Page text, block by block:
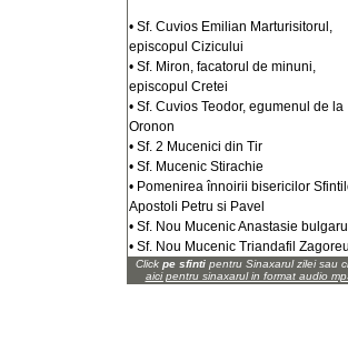
• Sf. Cuvios Emilian Marturisitorul,
episcopul Cizicului
• Sf. Miron, facatorul de minuni,
episcopul Cretei
• Sf. Cuvios Teodor, egumenul de la
Oronon
• Sf. 2 Mucenici din Tir
• Sf. Mucenic Stirachie
• Pomenirea înnoirii bisericilor
Apostoli Petru si Pavel
• Sf. Nou Mucenic Anastasie
• Sf. Nou Mucenic Triandafil
Click pe sfinti pentru Sinaxarul zilei sau
aici pentru sinaxarul in format audio